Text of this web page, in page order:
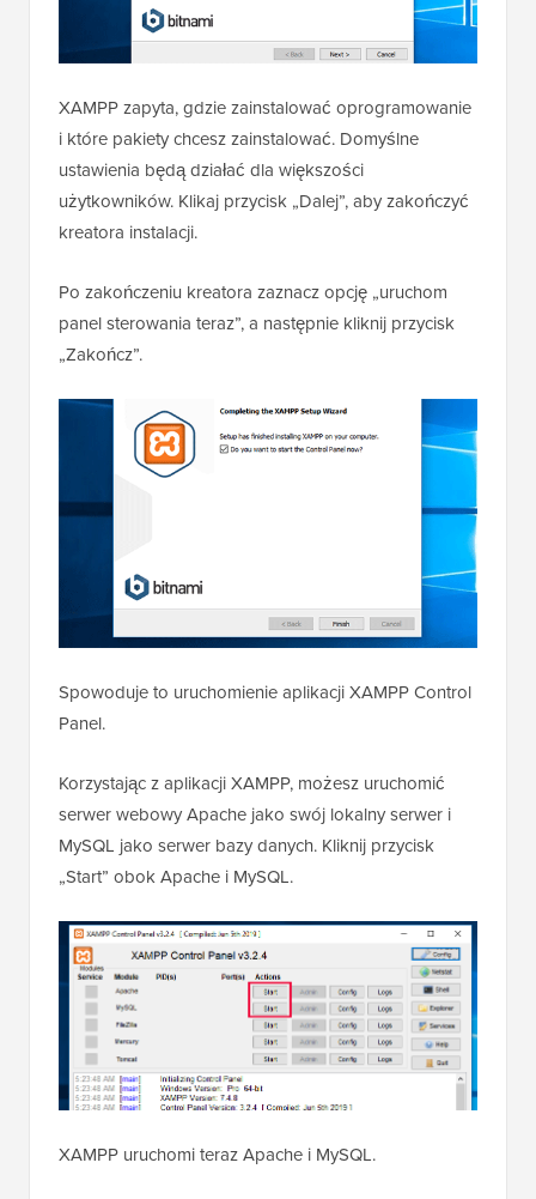
XAMPP zapyta, gdzie zainstalować oprogramowanie
i które pakiety chcesz zainstalować. Domyślne
ustawienia będą działać dla większości
użytkowników. Klikaj przycisk „Dalej”, aby zakończyć
kreatora instalacji.
Po zakończeniu kreatora zaznacz opcję „uruchom
panel sterowania teraz”, a następnie kliknij przycisk
„Zakończ”.
Spowoduje to uruchomienie aplikacji XAMPP Control
Panel.
Korzystając z aplikacji XAMPP, możesz uruchomić
serwer webowy Apache jako swój lokalny serwer i
MySQL jako serwer bazy danych. Kliknij przycisk
„Start” obok Apache i MySQL.
XAMPP uruchomi teraz Apache i MySQL.